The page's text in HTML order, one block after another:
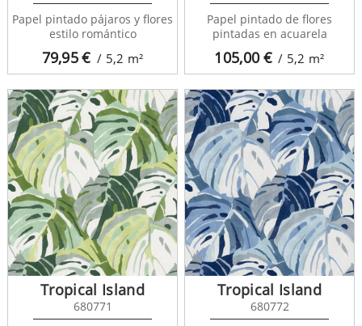
79,95€ / 5,2 m²
Papel pintado pájaros y flores
estilo romántico
105,00€ / 5,2 m²
Papel pintado de flores
pintadas en acuarela
Tropical Island
680771
Tropical Island
680772